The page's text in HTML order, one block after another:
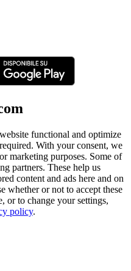
functional and optimize
With your consent, we
marketing purposes. Some of
partners. These help us
content and ads here and on
whether or not to accept these
or to change your settings,
policy.